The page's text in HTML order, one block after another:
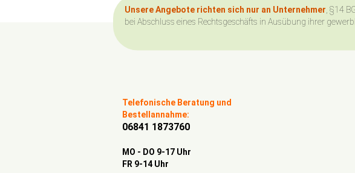
Unsere Angebote richten sich nur an Unternehmer , §14
bei Abschluss eines Rechtsgeschäfts in Ausübung ihrer
Telefonische Beratung und
Bestellannahme:
06841 1873760
MO - DO 9-17 Uhr
FR 9-14 Uhr